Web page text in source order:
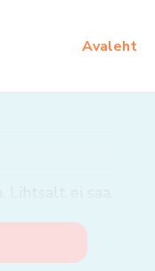
Avaleht